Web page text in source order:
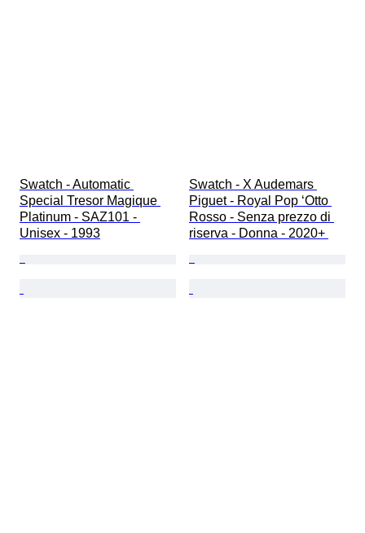
Swatch - Automatic
Special Tresor Magique
Platinum - SAZ101 -
Unisex - 1993
Swatch - X Audemars
Piguet - Royal Pop ‘Otto
Rosso - Senza prezzo di
riserva - Donna - 2020+